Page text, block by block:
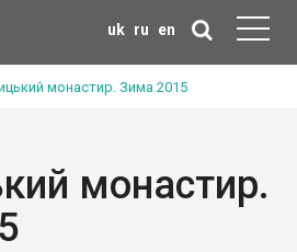
uk ru en
монастир. Зима 2015
монастир.